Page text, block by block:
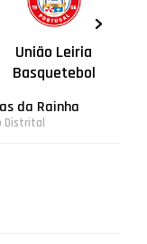
União Leiria
Basquetebol
da Rainha
Distrital